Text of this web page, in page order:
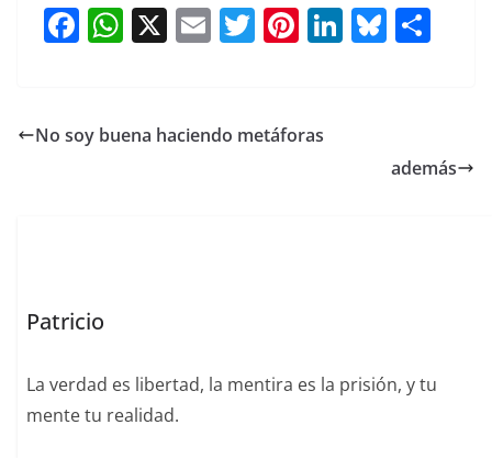
F
e
W
s
X E
l
T
er
Pi
e
Li Bl
y
No soy buena haciendo metáforas
además
Patricio
La verdad es libertad, la mentira es la prisión, y tu
mente tu realidad.